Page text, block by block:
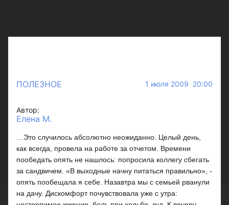
ПОЛЕЗНОЕ 1 июля 2009 20:00
Автор:
Елена М.
…Это случилось абсолютно неожиданно. Целый день,
как всегда, провела на работе за отчетом. Времени
пообедать опять не нашлось: попросила коллегу сбегать
за сандвичем. «В выходные начну питаться правильно», -
опять пообещала я себе. Назавтра мы с семьей рванули
на дачу. Дискомфорт почувствовала уже с утра: